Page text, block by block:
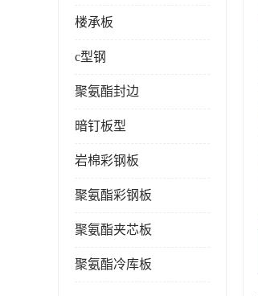
楼承板
c型钢
聚氨酯封边
暗钉板型
岩棉彩钢板
聚氨酯彩钢板
聚氨酯夹芯板
聚氨酯冷库板